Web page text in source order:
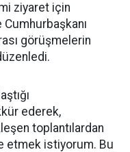
ziyaret için
görüşmelerin
ederek,
toplantılardan
etmek istiyorum. Bu